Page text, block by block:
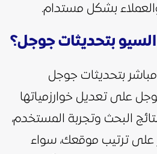
والعملاء بشكل مستدام.
بتحديثات جوجل؟
بتحديثات جوجل
على تعديل خوارزمياتها
البحث وتجربة المستخدم،
على ترتيب موقعك، سواء